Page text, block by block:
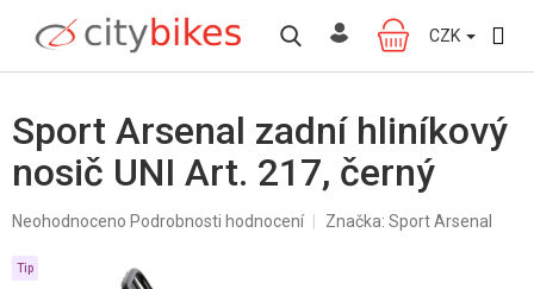
obsah
NÁKUPNÍ
KOŠÍK
CZK
Sport Arsenal zadní hliníkový
nosič UNI Art. 217, černý
Průměrné
produktu
Neohodnoceno Podrobnosti hodnocení Značka: Sport Arsenal
Tip